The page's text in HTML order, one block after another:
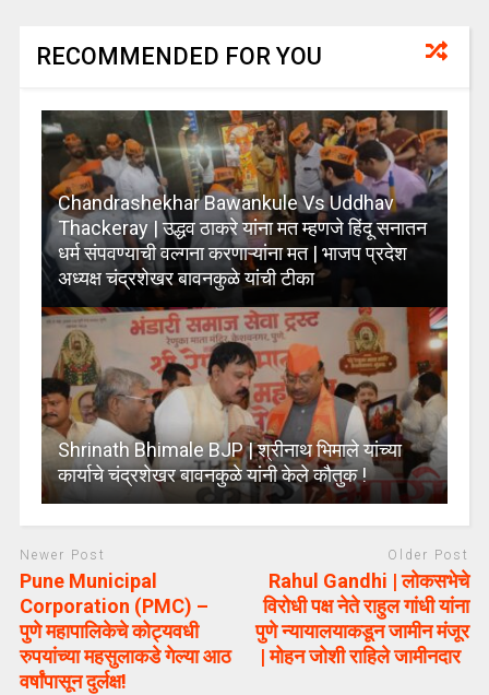
RECOMMENDED FOR YOU
Chandrashekhar Bawankule Vs Uddhav
Thackeray | उद्धव ठाकरे यांना मत म्हणजे हिंदू सनातन
धर्म संपवण्याची वल्गना करणाऱ्यांना मत | भाजप प्रदेश
अध्यक्ष चंद्रशेखर बावनकुळे यांची टीका
Shrinath Bhimale BJP | श्रीनाथ भिमाले यांच्या
कार्याचे चंद्रशेखर बावनकुळे यांनी केले कौतुक !
Newer Post
Pune Municipal
Corporation (PMC) –
पुणे महापालिकेचे कोट्यवधी
रुपयांच्या महसुलाकडे गेल्या आठ
वर्षांपासून दुर्लक्ष!
Older Post
Rahul Gandhi | लोकसभेचे
विरोधी पक्ष नेते राहुल गांधी यांना
पुणे न्यायालयाकडून जामीन मंजूर
| मोहन जोशी राहिले जामीनदार